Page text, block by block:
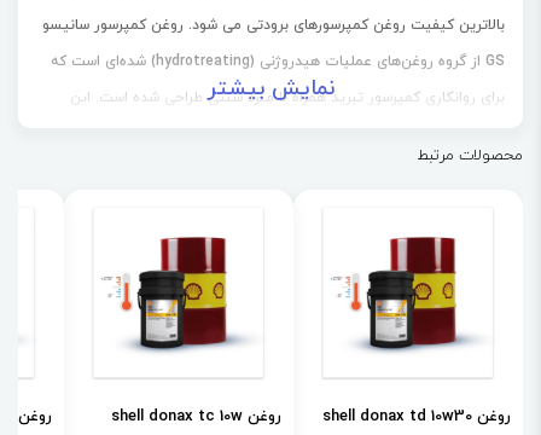
بالاترین کیفیت روغن کمپرسورهای برودتی می شود. روغن کمپرسور سانیسو
GS از گروه روغن‌های عملیات هیدروژنی (hydrotreating) شده‌ای است که
برای روانکاری کمپرسور تبرید همراه با مبرد سنتی طراحی شده است. این
سانیسو GS صرف‌نظر از درجه حرارت اواپراتور و کمپرسور می‌تواند به صورت
بالقوه درون کمپرسور هر تاسیساتی استفاده شود. به‌صورت ایده آل روغن
سری GS سانیسو برای دمای پایین‌تر از -18 درجه سانتیگراد شامل مصارف
خانگی و تبرید صنعتی و تهویه مطبوع مناسب است. به خصوص این نوع
علاوه‌براین روغن کمپرسور سری GS سانیسو با مبردهای طبیعی مانند R-717
نمایش بیشتر
محصولات مرتبط
روغن shell donax td 10w30 روغن shell donax tc 10w روغن shell donax td 85w